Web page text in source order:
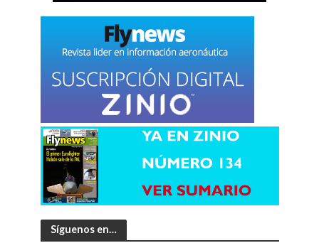
Síguenos en…